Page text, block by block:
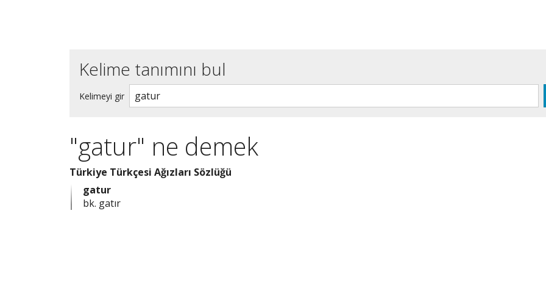
Kelime tanımını bul
Kelimeyi gir
"gatur" ne demek
Türkiye Türkçesi Ağızları Sözlüğü
gatur
bk. gatır